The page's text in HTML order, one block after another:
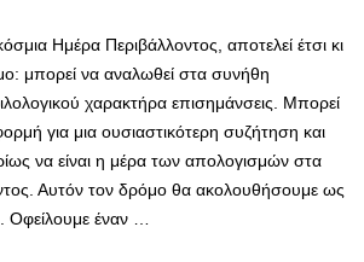
Ημέρα Περιβάλλοντος, αποτελεί έτσι κι
μπορεί να αναλωθεί στα συνήθη
χαρακτήρα επισημάνσεις. Μπορεί
για μια ουσιαστικότερη συζήτηση και
να είναι η μέρα των απολογισμών στα
Αυτόν τον δρόμο θα ακολουθήσουμε ως
Οφείλουμε έναν …